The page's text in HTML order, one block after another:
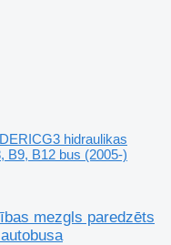
hidraulikas
B9, B12 bus (2005-)
mezgls paredzēts